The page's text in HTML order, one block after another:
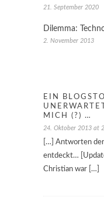
21. September 2020
Dilemma:
2. November 2013
EIN
MICH (?) …
24. Oktober 2013 at
[…] Antworten
entdeckt…
Christian war […]